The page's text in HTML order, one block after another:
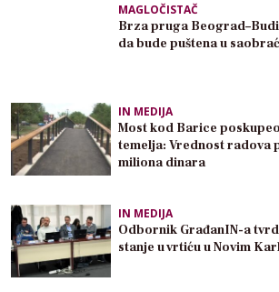
MAGLOČISTAČ
Brza pruga
da bude puštena u
IN MEDIJA
Most kod Barice
temelja: Vrednost radova
miliona dinara
IN MEDIJA
Odbornik GrađanIN-a
stanje u vrtiću u Novim